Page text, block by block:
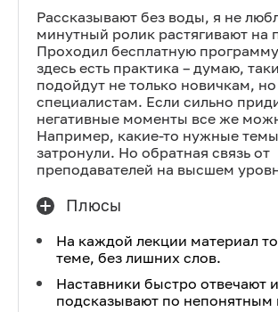
Рассказывают без воды, я не
минутный ролик растягивают на
Проходил бесплатную
здесь есть практика – думаю,
подойдут не только новичкам,
специалистам. Если сильно
негативные моменты все же
Например, какие-то нужные
затронули. Но обратная связь от
преподавателей на высшем
Плюсы
На каждой лекции материал
теме, без лишних слов.
Наставники быстро отвечают и
подсказывают по